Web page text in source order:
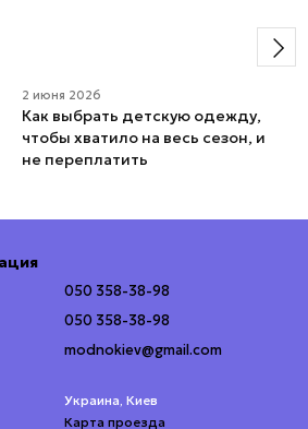
2 июня 2026
Как выбрать детскую одежду,
чтобы хватило на весь сезон, и
не переплатить
050 358-38-98
050 358-38-98
modnokiev@gmail.com
Украина, Киев
Карта проезда